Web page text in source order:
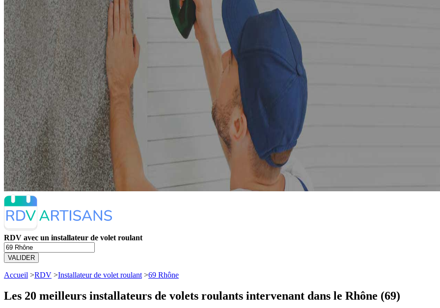
RDV avec un installateur de volet roulant
VALIDER
Accueil >RDV >Installateur de volet roulant >69 Rhône
Les 20 meilleurs installateurs de volets roulants intervenant dans le Rhône (69)